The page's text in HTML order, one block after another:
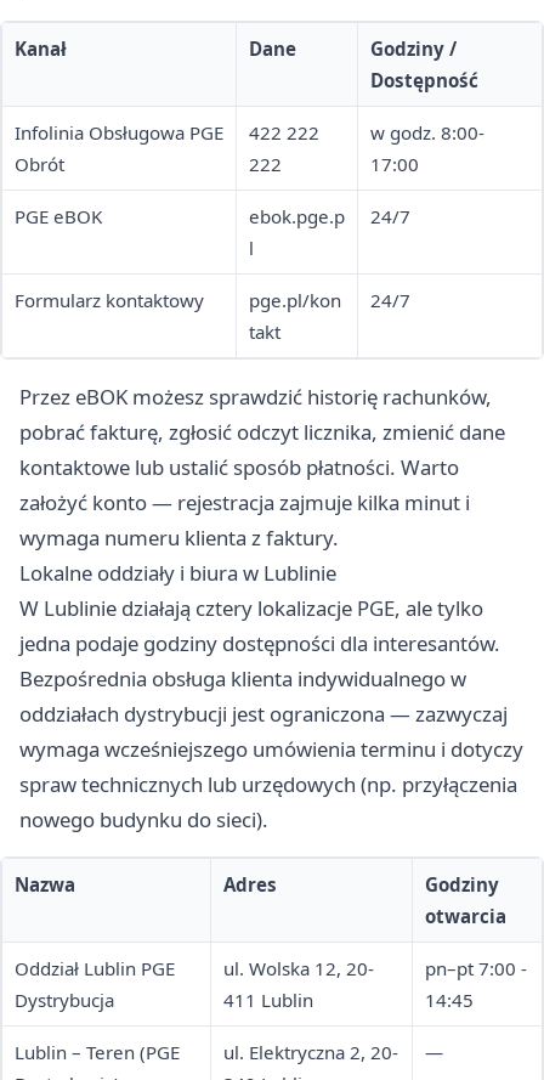
Kanał Dane
Godziny /
Dostępność
Infolinia Obsługowa PGE
Obrót
422 222
222
w godz. 8:00-
17:00
PGE eBOK
ebok.pge.p
l
24/7
Formularz kontaktowy
pge.pl/kon
takt
24/7
Przez eBOK możesz sprawdzić historię rachunków,
pobrać fakturę, zgłosić odczyt licznika, zmienić dane
kontaktowe lub ustalić sposób płatności. Warto
założyć konto — rejestracja zajmuje kilka minut i
wymaga numeru klienta z faktury.
Lokalne oddziały i biura w Lublinie
W Lublinie działają cztery lokalizacje PGE, ale tylko
jedna podaje godziny dostępności dla interesantów.
Bezpośrednia obsługa klienta indywidualnego w
oddziałach dystrybucji jest ograniczona — zazwyczaj
wymaga wcześniejszego umówienia terminu i dotyczy
spraw technicznych lub urzędowych (np. przyłączenia
nowego budynku do sieci).
Nazwa Adres
Godziny
otwarcia
Oddział Lublin PGE
Dystrybucja
ul. Wolska 12, 20-
411 Lublin
pn–pt 7:00 -
14:45
Lublin – Teren (PGE
ul. Elektryczna 2, 20-
—